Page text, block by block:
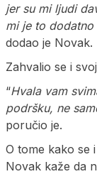
jer su mi ljudi
mi je to dodatno
dodao je Novak.
Zahvalio se i
“Hvala vam
podršku, ne
poručio je.
O tome kako se
Novak kaže da